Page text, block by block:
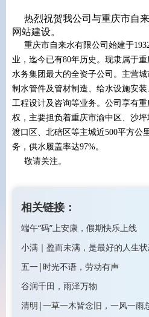
热烈祝贺我公司与重庆市自
网站建设。
重庆市自来水有限公司始建于
业，迄今已有80年历史。现隶属于
水务集团最大的全资子公司。主营城
制水管件及管材制造、给水设施安
工程设计及咨询等业务。公司享有
权，主要担负着重庆市渝中区、沙
渡口区、北碚区等主城近500平方公
务，供水履盖率达97%。
敬请关注。
相关链接：
端午“码”上安康，假期快乐上线
小满｜盈而未满，是最好的人生
五一|时光不语，劳动有声
谷润千田，雨泽万物
清明|一草一木皆念旧，一风一雨